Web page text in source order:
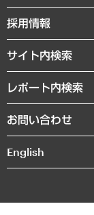
GRC（ガバナンス・リ
経済・産業・雇用・労働
まちづくり・観光・交
自然資源・農林水産業
経営用語集
受託・受注実績（官公
メディア掲載・出演
社長メッセージ
会社概要
沿革
組織図・本部部室紹介
インドネシア現地法人
個人情報保護方針
ニュースリリース
お知らせ
採用情報
サイト内検索
レポート内検索
お問い合わせ
English